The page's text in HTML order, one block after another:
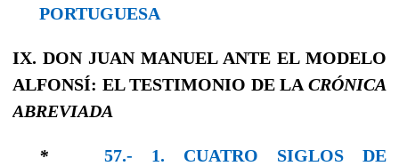
PORTUGUESA
IX. DON JUAN MANUEL ANTE EL MODELO
ALFONSÍ: EL TESTIMONIO DE LA CRÓNICA
ABREVIADA
* 57.- 1. CUATRO SIGLOS DE